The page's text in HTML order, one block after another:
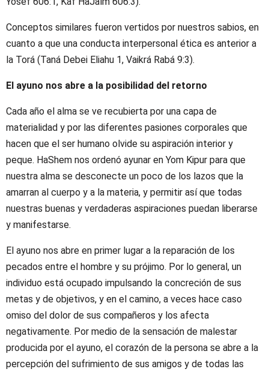
Conceptos similares fueron vertidos por nuestros sabios, en
cuanto a que una conducta interpersonal ética es anterior a
la Torá (Taná Debei Eliahu 1, Vaikrá Rabá 9:3).
El ayuno nos abre a la posibilidad del retorno
Cada año el alma se ve recubierta por una capa de
materialidad y por las diferentes pasiones corporales que
hacen que el ser humano olvide su aspiración interior y
peque. HaShem nos ordenó ayunar en Yom Kipur para que
nuestra alma se desconecte un poco de los lazos que la
amarran al cuerpo y a la materia, y permitir así que todas
nuestras buenas y verdaderas aspiraciones puedan liberarse
y manifestarse.
El ayuno nos abre en primer lugar a la reparación de los
pecados entre el hombre y su prójimo. Por lo general, un
individuo está ocupado impulsando la concreción de sus
metas y de objetivos, y en el camino, a veces hace caso
omiso del dolor de sus compañeros y los afecta
negativamente. Por medio de la sensación de malestar
producida por el ayuno, el corazón de la persona se abre a la
percepción del sufrimiento de sus amigos y de todas las